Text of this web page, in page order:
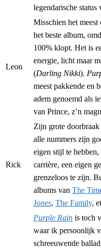
legendarische status
Leon
Misschien het
het beste album,
100% klopt. Het is
energie, licht maar
(Darling Nikki).
meest pakkende en
adem genoemd als
van Prince, z’n
Rick
Zijn grote doorbraak
alle nummers zijn
eigen stijl te
carrière, een eigen
grenzeloos te zijn.
albums van The
Jones, The Family,
Purple Rain is toch
waar ik persoonlijk
schreeuwende